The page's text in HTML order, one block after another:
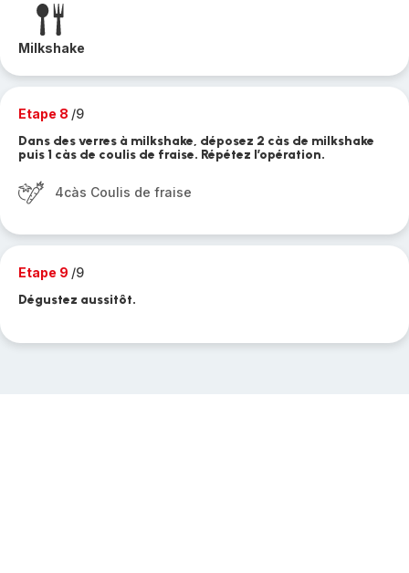
Milkshake
Etape 8 /9
Dans des verres à milkshake, déposez 2 càs de milkshake
puis 1 càs de coulis de fraise. Répétez l’opération.
4càs Coulis de fraise
Etape 9 /9
Dégustez aussitôt.